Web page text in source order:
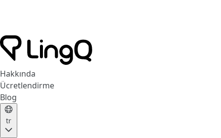
Hakkında
Ücretlendirme
Blog
tr